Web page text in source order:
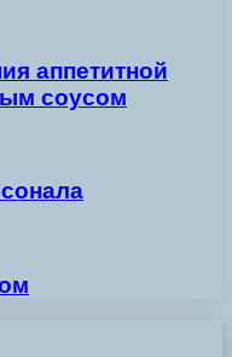
аппетитной
соусом